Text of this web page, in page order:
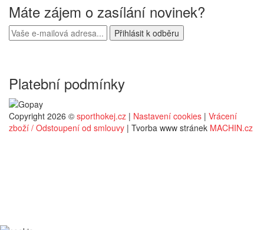
Máte zájem o zasílání novinek?
Platební podmínky
Copyright 2026 © sporthokej.cz | Nastavení cookies | Vrácení
zboží / Odstoupení od smlouvy | Tvorba www stránek MACHIN.cz